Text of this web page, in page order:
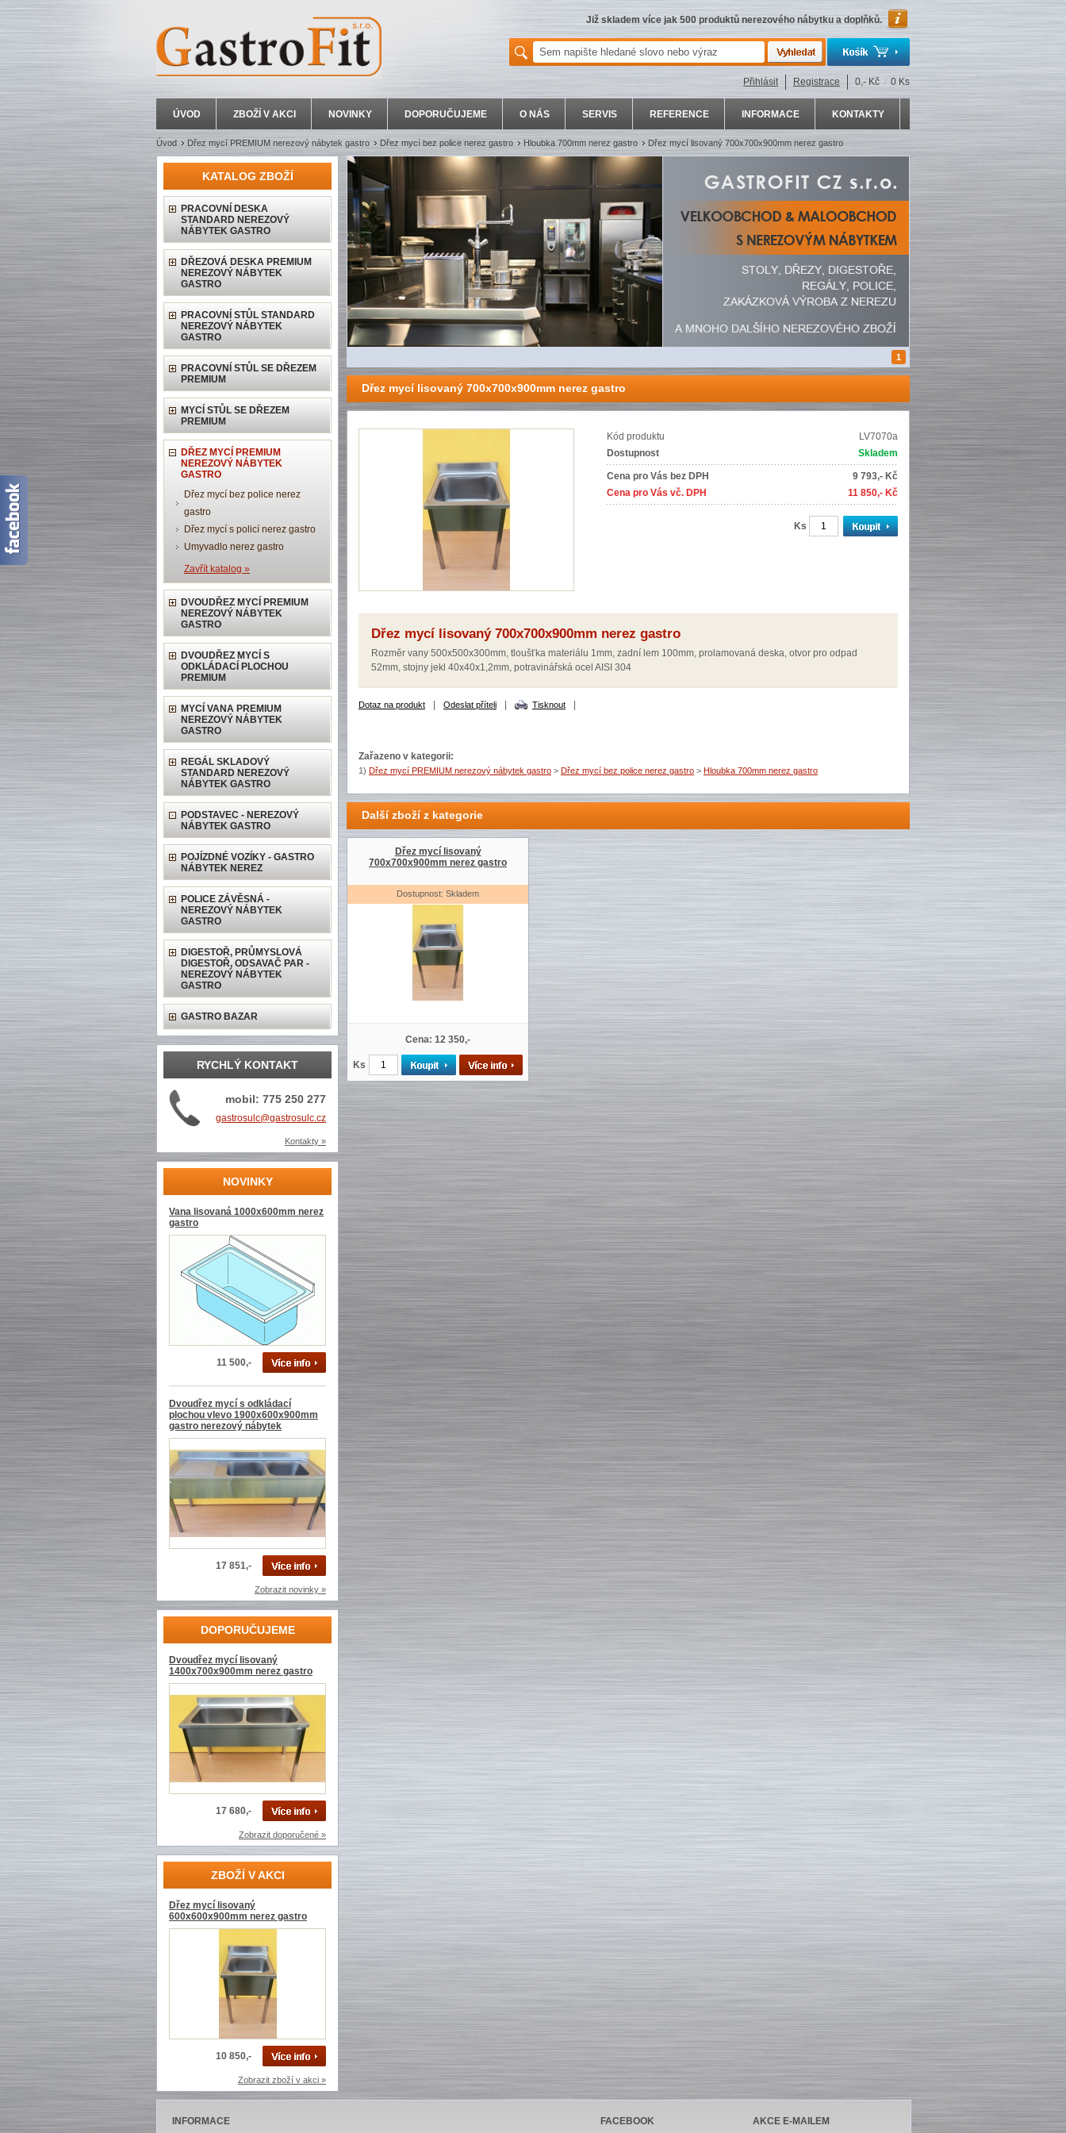
Již skladem více jak 500 produktů nerezového nábytku a doplňků.
Přihlásit Registrace 0,- Kč / 0 Ks
ÚVOD ZBOŽÍ V AKCI NOVINKY DOPORUČUJEME O NÁS SERVIS REFERENCE INFORMACE KONTAKTY
Úvod Dřez mycí PREMIUM nerezový nábytek gastro Dřez mycí bez police nerez gastro Hloubka 700mm nerez gastro Dřez mycí lisovaný 700x700x900mm nerez gastro
KATALOG ZBOŽÍ
PRACOVNÍ DESKA
STANDARD NEREZOVÝ
NÁBYTEK GASTRO
DŘEZOVÁ DESKA PREMIUM
NEREZOVÝ NÁBYTEK
GASTRO
PRACOVNÍ STŮL STANDARD
NEREZOVÝ NÁBYTEK
GASTRO
PRACOVNÍ STŮL SE DŘEZEM
PREMIUM
MYCÍ STŮL SE DŘEZEM
PREMIUM
DŘEZ MYCÍ PREMIUM
NEREZOVÝ NÁBYTEK
GASTRO
Dřez mycí bez police nerez
gastro
Dřez mycí s policí nerez gastro
Umyvadlo nerez gastro
Zavřít katalog »
DVOUDŘEZ MYCÍ PREMIUM
NEREZOVÝ NÁBYTEK
GASTRO
DVOUDŘEZ MYCÍ S
ODKLÁDACÍ PLOCHOU
PREMIUM
MYCÍ VANA PREMIUM
NEREZOVÝ NÁBYTEK
GASTRO
REGÁL SKLADOVÝ
STANDARD NEREZOVÝ
NÁBYTEK GASTRO
PODSTAVEC - NEREZOVÝ
NÁBYTEK GASTRO
POJÍZDNÉ VOZÍKY - GASTRO
NÁBYTEK NEREZ
POLICE ZÁVĚSNÁ -
NEREZOVÝ NÁBYTEK
GASTRO
DIGESTOŘ, PRŮMYSLOVÁ
DIGESTOŘ, ODSAVAČ PAR -
NEREZOVÝ NÁBYTEK
GASTRO
GASTRO BAZAR
RYCHLÝ KONTAKT
mobil: 775 250 277
gastrosulc@gastrosulc.cz
Kontakty »
NOVINKY
Vana lisovaná 1000x600mm nerez
gastro
11 500,-
Dvoudřez mycí s odkládací
plochou vlevo 1900x600x900mm
gastro nerezový nábytek
17 851,-
Zobrazit novinky »
DOPORUČUJEME
Dvoudřez mycí lisovaný
1400x700x900mm nerez gastro
17 680,-
Zobrazit doporučené »
ZBOŽÍ V AKCI
Dřez mycí lisovaný
600x600x900mm nerez gastro
10 850,-
Zobrazit zboží v akci »
1
Dřez mycí lisovaný 700x700x900mm nerez gastro
Kód produktu
LV7070a
Dostupnost
Skladem
Cena pro Vás bez DPH
9 793,- Kč
Cena pro Vás vč. DPH
11 850,- Kč
Ks
Dřez mycí lisovaný 700x700x900mm nerez gastro
Rozměr vany 500x500x300mm, tloušťka materiálu 1mm, zadní lem 100mm, prolamovaná deska, otvor pro odpad
52mm, stojny jekl 40x40x1,2mm, potravinářská ocel AISI 304
Dotaz na produkt Odeslat příteli Tisknout
Zařazeno v kategorii:
1) Dřez mycí PREMIUM nerezový nábytek gastro > Dřez mycí bez police nerez gastro > Hloubka 700mm nerez gastro
Další zboží z kategorie
Dřez mycí lisovaný
700x700x900mm nerez gastro
Dostupnost: Skladem
Cena: 12 350,-
Ks
INFORMACE FACEBOOK AKCE E-MAILEM